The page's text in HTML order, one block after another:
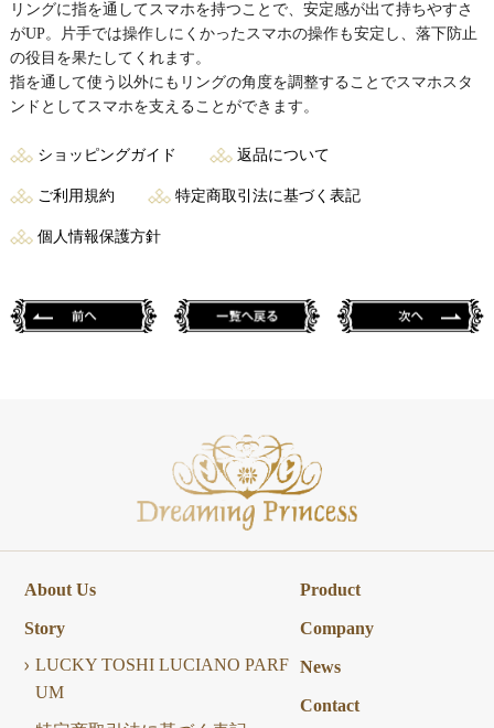
リングに指を通してスマホを持つことで、安定感が出て持ちやすさ
がUP。 片手では操作しにくかったスマホの操作も安定し、落下防止
の役目を果たしてくれます。
指を通して使う以外にもリングの角度を調整することでスマホスタ
ンドとしてスマホを支えることができます。
ショッピングガイド 返品について
ご利用規約 特定商取引法に基づく表記
個人情報保護方針
About Us
Story
LUCKY TOSHI LUCIANO PARF
UM
Product
Company
News
Contact